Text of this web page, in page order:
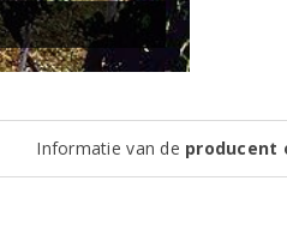
Informatie van de producent